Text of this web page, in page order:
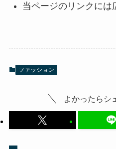
当ページのリンクには
ファッション
よかったらシ